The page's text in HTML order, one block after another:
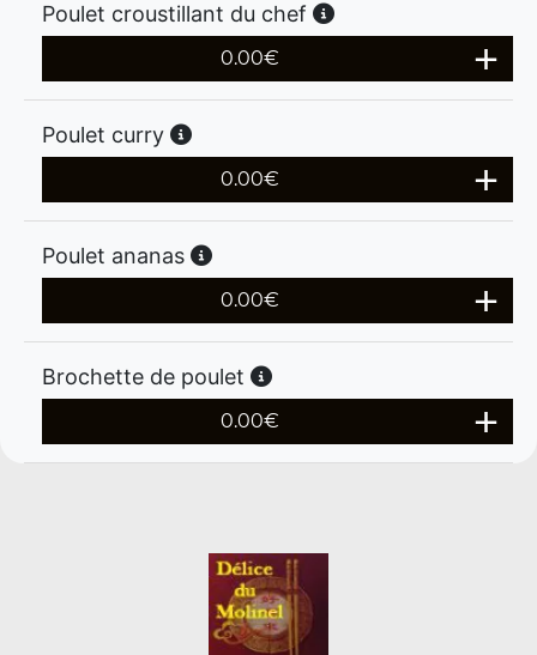
Poulet croustillant du chef
0.00€
Poulet curry
0.00€
Poulet ananas
0.00€
Brochette de poulet
0.00€